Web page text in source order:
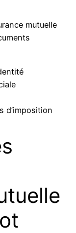
mutuelle
d’imposition